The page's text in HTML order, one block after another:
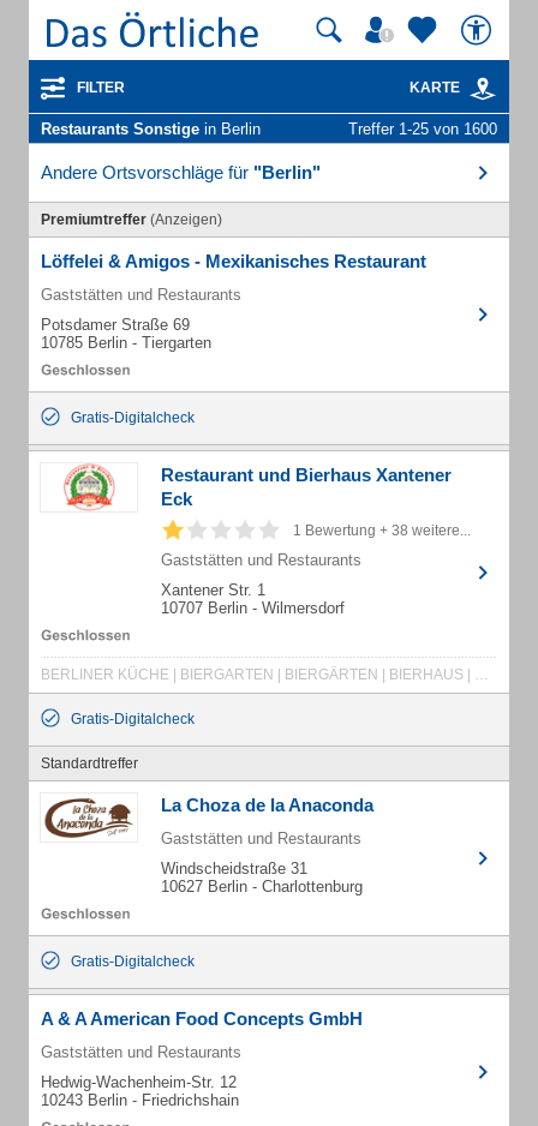
FILTER KARTE
Restaurants Sonstige in Berlin Treffer 1-25 von 1600
Andere Ortsvorschläge für "Berlin"
Premiumtreffer (Anzeigen)
Löffelei & Amigos - Mexikanisches Restaurant
Gaststätten und Restaurants
Potsdamer Straße 69
10785 Berlin - Tiergarten
Gratis-Digitalcheck
Restaurant und Bierhaus Xantener
Eck
1 Bewertung + 38 weitere...
Gaststätten und Restaurants
Xantener Str. 1
10707 Berlin - Wilmersdorf
BERLINER KÜCHE | BIERGARTEN | BIERGÄRTEN | BIERHAUS | BRUNCH | DEUTSCHE KÜCHE | EVENTS | FAMILIENFEIERN | FEIERN | GASTSTÄTTE | GASTSTÄTTEN | GEBURTSTAG | RESTAURANT UND BIERHAUS | RESTAURANTS | TAUFE
Gratis-Digitalcheck
Standardtreffer
La Choza de la Anaconda
Gaststätten und Restaurants
Windscheidstraße 31
10627 Berlin - Charlottenburg
Gratis-Digitalcheck
A & A American Food Concepts GmbH
Gaststätten und Restaurants
Hedwig-Wachenheim-Str. 12
10243 Berlin - Friedrichshain